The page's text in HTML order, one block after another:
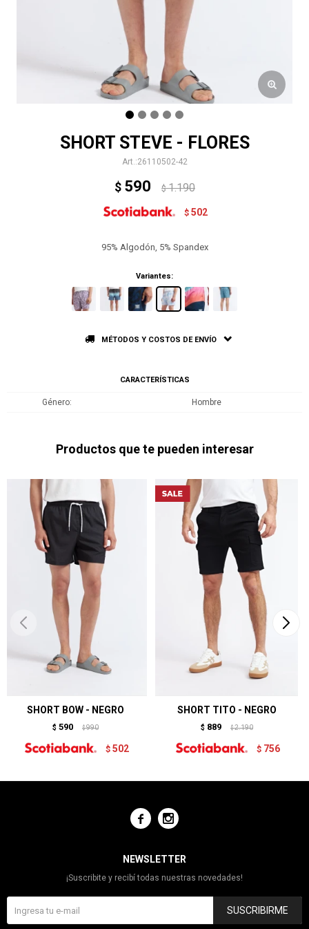
SHORT STEVE - FLORES
26110502-42
$ 590 $ 1.190
$ 502
95% Algodón, 5% Spandex
Variantes:
MÉTODOS Y COSTOS DE ENVÍO
CARACTERÍSTICAS
Género Hombre
Productos que te pueden interesar
SHORT BOW - NEGRO
$ 590 $ 990
$ 502
SHORT TITO - NEGRO
$ 889 $ 2.190
$ 756
 
NEWSLETTER
¡Suscribite y recibí todas nuestras novedades!
SUSCRIBIRME